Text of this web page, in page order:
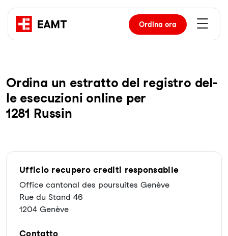
Ordina ora
Or­di­na un es­trat­to del re­gis­tro del­
le ese­cu­zio­ni on­line per
1281 Russin
Ufficio recupero crediti responsabile
Office cantonal des poursuites Genève
Rue du Stand 46
1204 Genève
Contatto